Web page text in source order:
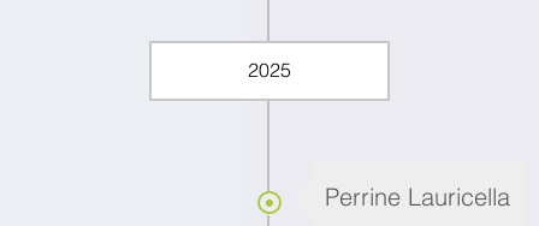
2025
Perrine Lauricella